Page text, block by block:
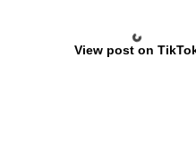
View post on